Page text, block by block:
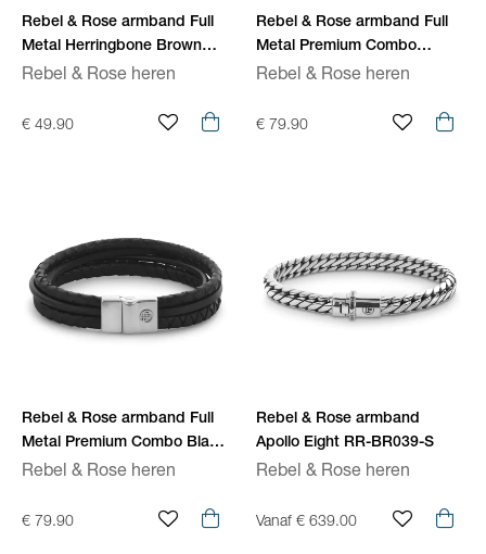
Rebel & Rose armband Full
Metal Herringbone Brown
Matt RR-M0022-S
Rebel & Rose heren
€ 49.90
Rebel & Rose armband Full
Metal Premium Combo
Cognac RR-M0056-S
Rebel & Rose heren
€ 79.90
Rebel & Rose armband Full
Metal Premium Combo Black
RR-M0054-S
Rebel & Rose heren
€ 79.90
Rebel & Rose armband
Apollo Eight RR-BR039-S
Rebel & Rose heren
Vanaf € 639.00